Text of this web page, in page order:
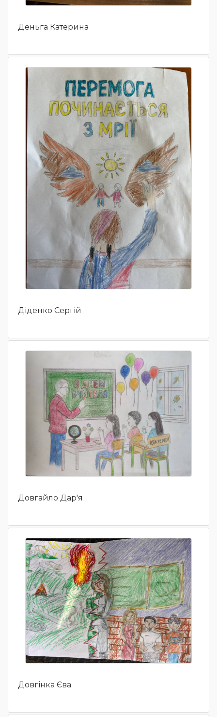
Деньга Катерина
Діденко Сергій
Довгайло Дар'я
Довгінка Єва